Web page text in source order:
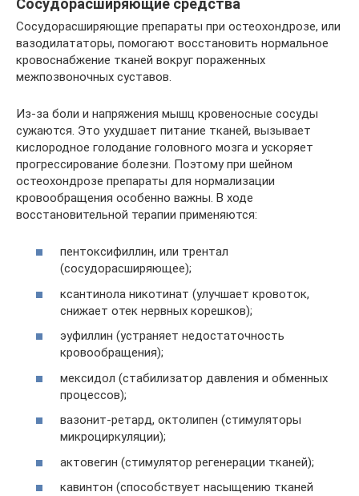
Сосудорасширяющие препараты при остеохондрозе, или
вазодилататоры, помогают восстановить нормальное
кровоснабжение тканей вокруг пораженных
межпозвоночных суставов.
Из-за боли и напряжения мышц кровеносные сосуды
сужаются. Это ухудшает питание тканей, вызывает
кислородное голодание головного мозга и ускоряет
прогрессирование болезни. Поэтому при шейном
остеохондрозе препараты для нормализации
кровообращения особенно важны. В ходе
восстановительной терапии применяются:
пентоксифиллин, или трентал
(сосудорасширяющее);
ксантинола никотинат (улучшает кровоток,
снижает отек нервных корешков);
эуфиллин (устраняет недостаточность
кровообращения);
мексидол (стабилизатор давления и обменных
процессов);
вазонит-ретард, октолипен (стимуляторы
микроциркуляции);
актовегин (стимулятор регенерации тканей);
кавинтон (способствует насыщению тканей